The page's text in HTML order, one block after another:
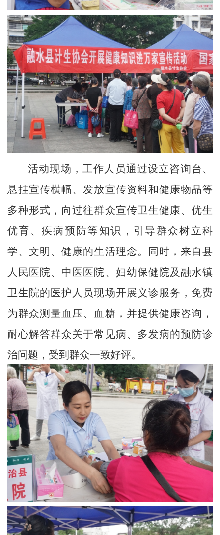
活动现场，工作人员通过设立咨询台、
悬挂宣传横幅、发放宣传资料和健康物品等
多种形式，向过往群众宣传卫生健康、优生
优育、疾病预防等知识，引导群众树立科
学、文明、健康的生活理念。同时，来自县
人民医院、中医医院、妇幼保健院及融水镇
卫生院的医护人员现场开展义诊服务，免费
为群众测量血压、血糖，并提供健康咨询，
耐心解答群众关于常见病、多发病的预防诊
治问题，受到群众一致好评。